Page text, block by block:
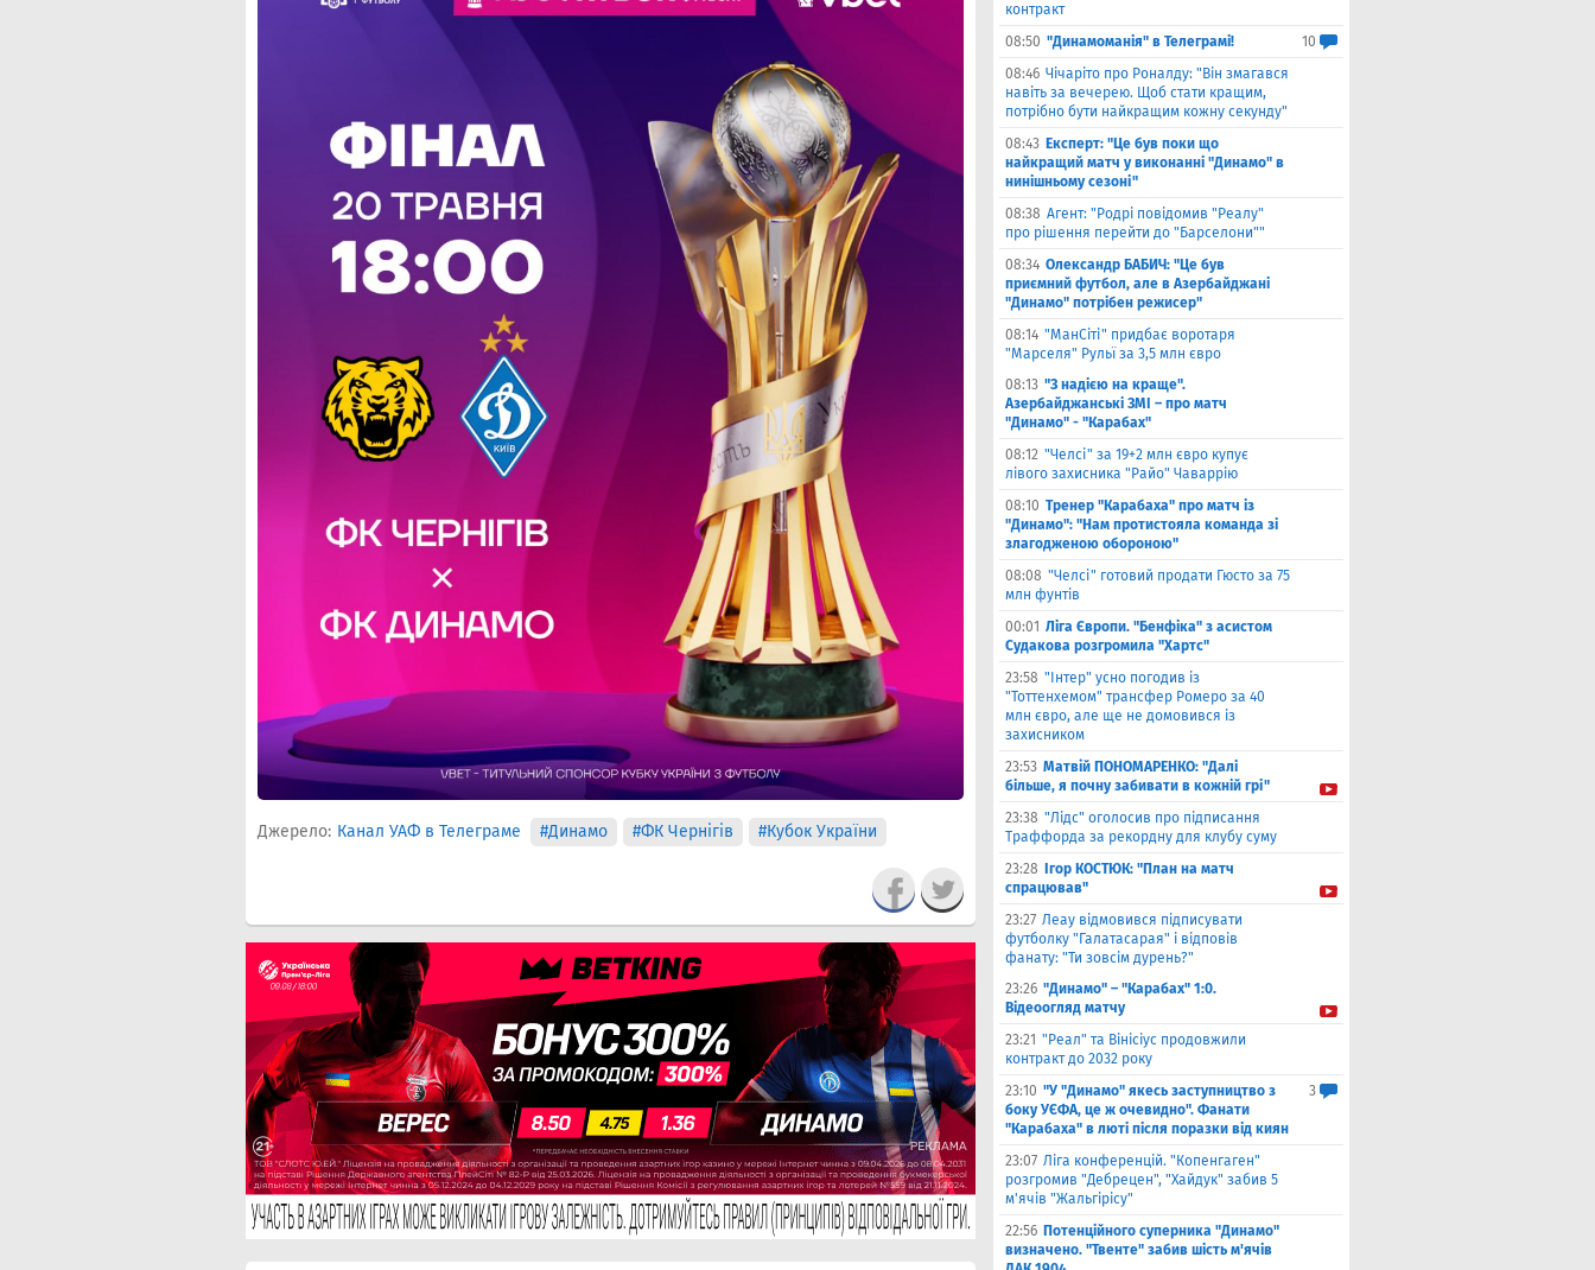
Джерело: Канал УАФ в Телеграме #Динамо #ФК Чернігів #Кубок України
контракт
08:50 "Динамоманія" в Телеграмі!
10
08:46 Чiчаріто про Роналду: "Він змагався
навіть за вечерею. Щоб стати кращим,
потрібно бути найкращим кожну секунду"
08:43 Експерт: "Це був поки що
найкращий матч у виконанні "Динамо" в
нинішньому сезоні"
08:38 Агент: "Родрі повідомив "Реалу"
про рішення перейти до "Барселони""
08:34 Олександр БАБИЧ: "Це був
приємний футбол, але в Азербайджані
"Динамо" потрібен режисер"
08:14 "МанСіті" придбає воротаря
"Марселя" Рульї за 3,5 млн євро
08:13 "З надією на краще".
Азербайджанські ЗМІ – про матч
"Динамо" - "Карабах"
08:12 "Челсі" за 19+2 млн євро купує
лівого захисника "Райо" Чаваррію
08:10 Тренер "Карабаха" про матч із
"Динамо": "Нам протистояла команда зі
злагодженою обороною"
08:08 "Челсі" готовий продати Гюсто за 75
млн фунтів
00:01 Ліга Європи. "Бенфіка" з асистом
Судакова розгромила "Хартс"
23:58 "Інтер" усно погодив із
"Тоттенхемом" трансфер Ромеро за 40
млн євро, але ще не домовився із
захисником
23:53 Матвiй ПОНОМАРЕНКО: "Далі
більше, я почну забивати в кожній грі"
23:38 "Лідс" оголосив про підписання
Траффорда за рекордну для клубу суму
23:28
Ігор КОСТЮК: "План на матч
спрацював"
23:27 Леау відмовився підписувати
футболку "Галатасарая" і відповів
фанату: "Ти зовсім дурень?"
23:26 "Динамо" – "Карабах" 1:0.
Відеоогляд матчу
23:21 "Реал" та Вінісіус продовжили
контракт до 2032 року
23:10 "У "Динамо" якесь заступництво з
боку УЄФА, це ж очевидно". Фанати
"Карабаха" в люті після поразки від киян
3
23:07 Ліга конференцій. "Копенгаген"
розгромив "Дебрецен", "Хайдук" забив 5
м'ячів "Жальгірісу"
22:56 Потенційного суперника "Динамо"
визначено. "Твенте" забив шість м'ячів